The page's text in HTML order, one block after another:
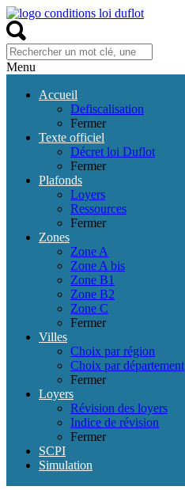
Menu
Accueil
Defiscalisation
Fermer
Texte officiel
Décret loi Duflot
Fermer
Plafonds
Loyers
Ressources
Fermer
Zones
Zone A
Zone A bis
Zone B1
Zone B2
Zone C
Fermer
Villes
Choix par région
Choix par département
Fermer
Loyers
Révision des loyers
Indice de révision
Fermer
SCPI
Simulation